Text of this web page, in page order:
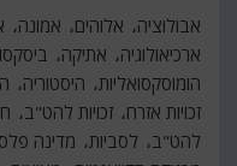
אבולוציה אלוהים אמונה
ארכיאולוגיה
אתיקה
הומוסקסואליות היסטוריה
זכויות אזרח זכויות להט"ב
להט"ב
לסביות מדינה